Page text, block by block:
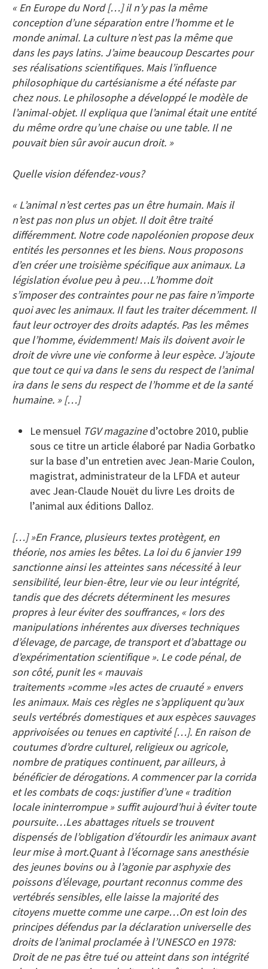
« En Europe du Nord […] il n’y pas la même
conception d’une séparation entre l’homme et le
monde animal. La culture n’est pas la même que
dans les pays latins. J’aime beaucoup Descartes pour
ses réalisations scientifiques. Mais l’influence
philosophique du cartésianisme a été néfaste par
chez nous. Le philosophe a développé le modèle de
l’animal-objet. Il expliqua que l’animal était une entité
du même ordre qu’une chaise ou une table. Il ne
pouvait bien sûr avoir aucun droit. »
Quelle vision défendez-vous?
« L’animal n’est certes pas un être humain. Mais il
n’est pas non plus un objet. Il doit être traité
différemment. Notre code napoléonien propose deux
entités les personnes et les biens. Nous proposons
d’en créer une troisième spécifique aux animaux. La
législation évolue peu à peu…L’homme doit
s’imposer des contraintes pour ne pas faire n’importe
quoi avec les animaux. Il faut les traiter décemment. Il
faut leur octroyer des droits adaptés. Pas les mêmes
que l’homme, évidemment! Mais ils doivent avoir le
droit de vivre une vie conforme à leur espèce. J’ajoute
que tout ce qui va dans le sens du respect de l’animal
ira dans le sens du respect de l’homme et de la santé
humaine. » […]
Le mensuel TGV magazined’octobre 2010, publie
sous ce titre un article élaboré par Nadia Gorbatko
sur la base d’un entretien avec Jean-Marie Coulon,
magistrat, administrateur de la LFDA et auteur
avec Jean-Claude Nouët du livre Les droits de
l’animal aux éditions Dalloz.
[…] »En France, plusieurs textes protègent, en
théorie, nos amies les bêtes. La loi du 6 janvier 199
sanctionne ainsi les atteintes sans nécessité à leur
sensibilité, leur bien-être, leur vie ou leur intégrité,
tandis que des décrets déterminent les mesures
propres à leur éviter des souffrances, « lors des
manipulations inhérentes aux diverses techniques
d’élevage, de parcage, de transport et d’abattage ou
d’expérimentation scientifique ». Le code pénal, de
son côté, punit les « mauvais
traitements »comme »les actes de cruauté » envers
les animaux. Mais ces règles ne s’appliquent qu’aux
seuls vertébrés domestiques et aux espèces sauvages
apprivoisées ou tenues en captivité […]. En raison de
coutumes d’ordre culturel, religieux ou agricole,
nombre de pratiques continuent, par ailleurs, à
bénéficier de dérogations. A commencer par la corrida
et les combats de coqs: justifier d’une « tradition
locale ininterrompue » suffit aujourd’hui à éviter toute
poursuite…Les abattages rituels se trouvent
dispensés de l’obligation d’étourdir les animaux avant
leur mise à mort.Quant à l’écornage sans anesthésie
des jeunes bovins ou à l’agonie par asphyxie des
poissons d’élevage, pourtant reconnus comme des
vertébrés sensibles, elle laisse la majorité des
citoyens muette comme une carpe…On est loin des
principes défendus par la déclaration universelle des
droits de l’animal proclamée à l’UNESCO en 1978:
Droit de ne pas être tué ou atteint dans son intégrité